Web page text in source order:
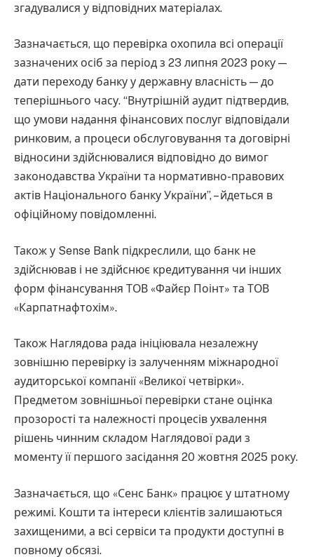
згадувалися у відповідних матеріалах.
Зазначається, що перевірка охопила всі операції
зазначених осіб за період з 23 липня 2023 року —
дати переходу банку у державну власність — до
теперішнього часу. “Внутрішній аудит підтвердив,
що умови надання фінансових послуг відповідали
ринковим, а процеси обслуговування та договірні
відносини здійснювалися відповідно до вимог
законодавства України та нормативно-правових
актів Національного банку України”, – йдеться в
офіційному повідомленні.
Також у Sense Bank підкреслили, що банк не
здійснював і не здійснює кредитування чи інших
форм фінансування ТОВ «Файєр Поінт» та ТОВ
«Карпатнафтохім».
Також Наглядова рада ініціювала незалежну
зовнішню перевірку із залученням міжнародної
аудиторської компанії «Великої четвірки».
Предметом зовнішньої перевірки стане оцінка
прозорості та належності процесів ухвалення
рішень чинним складом Наглядової ради з
моменту її першого засідання 20 жовтня 2025 року.
Зазначається, що «Сенс Банк» працює у штатному
режимі. Кошти та інтереси клієнтів залишаються
захищеними, а всі сервіси та продукти доступні в
повному обсязі.